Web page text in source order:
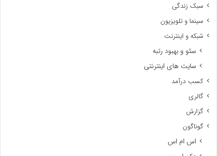
سبک زندگی
سینما و تلویزیون
شبکه و اینترنت
سئو و بهبود رتبه
سایت های اینترنتی
کسب درآمد
گالری
گزارش
گوناگون
اس ام اس